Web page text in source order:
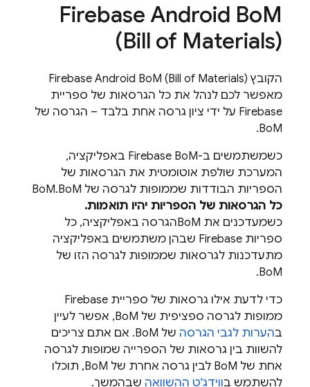
Firebase Android BoM
(Bill of Materials)
הקובץ Firebase Android BoM (Bill of Materials)
מאפשר לכם לנהל את כל הגרסאות של ספריית
Firebase על ידי ציון גרסה אחת בלבד – הגרסה של
BoM
.
כשמשתמשים ב-Firebase BoM באפליקציה,
המערכת שולפת אוטומטית את הגרסאות של
הספריות הבודדות שממופות לגרסה של
BoM.BoM
כל הגרסאות של הספריות יהיו תואמות.
כשמעדכנים את BoMהגרסה באפליקציה, כל
ספריות Firebase שבהן משתמשים באפליקציה
מתעדכנות לגרסאות שממופות לגרסה הזו של
BoM
.
כדי לדעת אילו גרסאות של ספריית Firebase
ממופות לגרסה ספציפית של BoM, אפשר לעיין
בהערות לגבי הגרסה של BoM. אם אתם צריכים
להשוות בין גרסאות של הספרייה שמופות לגרסה
אחת של BoM לבין גרסה אחרת של BoM, תוכלו
להשתמש בווידג'ט ההשוואה שבהמשך.